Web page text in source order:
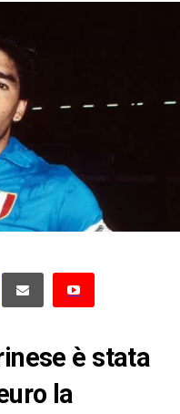
è stata
la